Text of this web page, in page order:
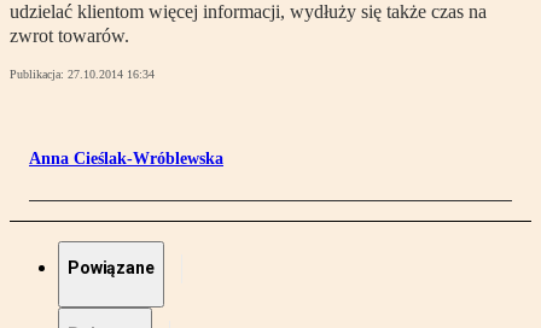
udzielać klientom więcej informacji, wydłuży się także czas na
zwrot towarów.
Publikacja: 27.10.2014 16:34
Anna Cieślak-Wróblewska
Powiązane